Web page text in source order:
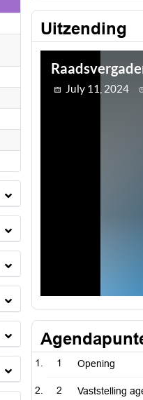
Uitzending
1 Opening
2 Vaststelling